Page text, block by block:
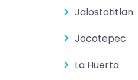
Jalostotitlan
Jocotepec
La Huerta